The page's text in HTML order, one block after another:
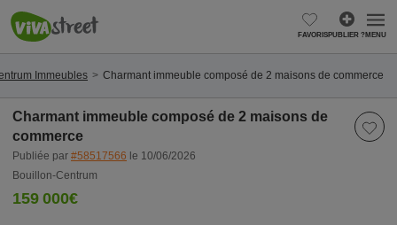
FAVORISPUBLIER ?MENU
Immeubles Charmant immeuble composé de 2 maisons de commerce
Charmant immeuble composé de 2 maisons de
commerce
Publiée par #58517566 le 10/06/2026
Bouillon-Centrum
159 000€